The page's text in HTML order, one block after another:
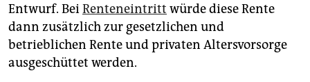
Entwurf. BeiRenteneintritt würde diese Rente
dann zusätzlich zur gesetzlichen und
betrieblichen Rente und privaten Altersvorsorge
ausgeschüttet werden.